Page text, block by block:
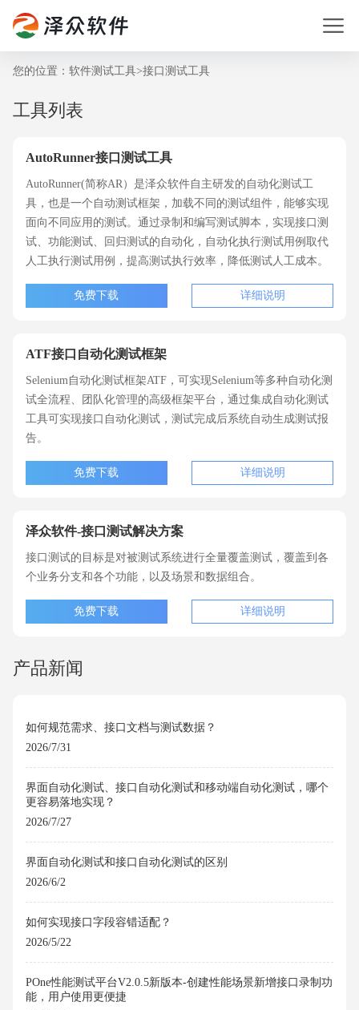
您的位置： 软件测试工具>接口测试工具
工具列表
AutoRunner接口测试工具
AutoRunner(简称AR）是泽众软件自主研发的自动化测试工
具，也是一个自动测试框架，加载不同的测试组件，能够实现
面向不同应用的测试。通过录制和编写测试脚本，实现接口测
试、功能测试、回归测试的自动化，自动化执行测试用例取代
人工执行测试用例，提高测试执行效率，降低测试人工成本。
免费下载 详细说明
ATF接口自动化测试框架
Selenium自动化测试框架ATF，可实现Selenium等多种自动化测
试全流程、团队化管理的高级框架平台，通过集成自动化测试
工具可实现接口自动化测试，测试完成后系统自动生成测试报
告。
免费下载 详细说明
泽众软件-接口测试解决方案
接口测试的目标是对被测试系统进行全量覆盖测试，覆盖到各
个业务分支和各个功能，以及场景和数据组合。
免费下载 详细说明
产品新闻
如何规范需求、接口文档与测试数据？
2026/7/31
界面自动化测试、接口自动化测试和移动端自动化测试，哪个
更容易落地实现？
2026/7/27
界面自动化测试和接口自动化测试的区别
2026/6/2
如何实现接口字段容错适配？
2026/5/22
POne性能测试平台V2.0.5新版本-创建性能场景新增接口录制功
能，用户使用更便捷